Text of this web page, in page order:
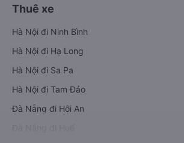
Thuê xe
Hà Nội đi Ninh Bình
Hà Nội đi Hạ Long
Hà Nội đi Sa Pa
Hà Nội đi Tam Đảo
Đà Nẵng đi Hội An